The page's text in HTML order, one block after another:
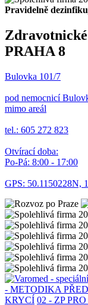
Pravidelně
PRAHA 8
Bulovka 101/7
pod nemocnicí
mimo areál
tel.: 605 272 823
Otvírací doba:
Po-Pá: 8:00 - 17:00
GPS: 50.1150228N,
- METODIKA
KRYCÍ 02 - ZP